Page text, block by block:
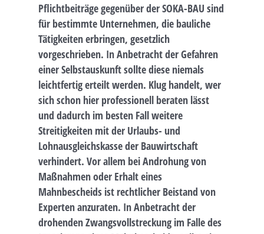
Pflichtbeiträge gegenüber der SOKA-BAU sind
für bestimmte Unternehmen, die bauliche
Tätigkeiten erbringen, gesetzlich
vorgeschrieben. In Anbetracht der Gefahren
einer Selbstauskunft sollte diese niemals
leichtfertig erteilt werden. Klug handelt, wer
sich schon hier professionell beraten lässt
und dadurch im besten Fall weitere
Streitigkeiten mit der Urlaubs- und
Lohnausgleichskasse der Bauwirtschaft
verhindert. Vor allem bei Androhung von
Maßnahmen oder Erhalt eines
Mahnbescheids ist rechtlicher Beistand von
Experten anzuraten. In Anbetracht der
drohenden Zwangsvollstreckung im Falle des